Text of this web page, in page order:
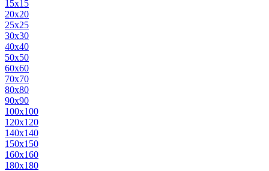
15х15
20х20
25х25
30х30
40х40
50х50
60х60
70х70
80х80
90х90
100х100
120х120
140х140
150х150
160х160
180х180